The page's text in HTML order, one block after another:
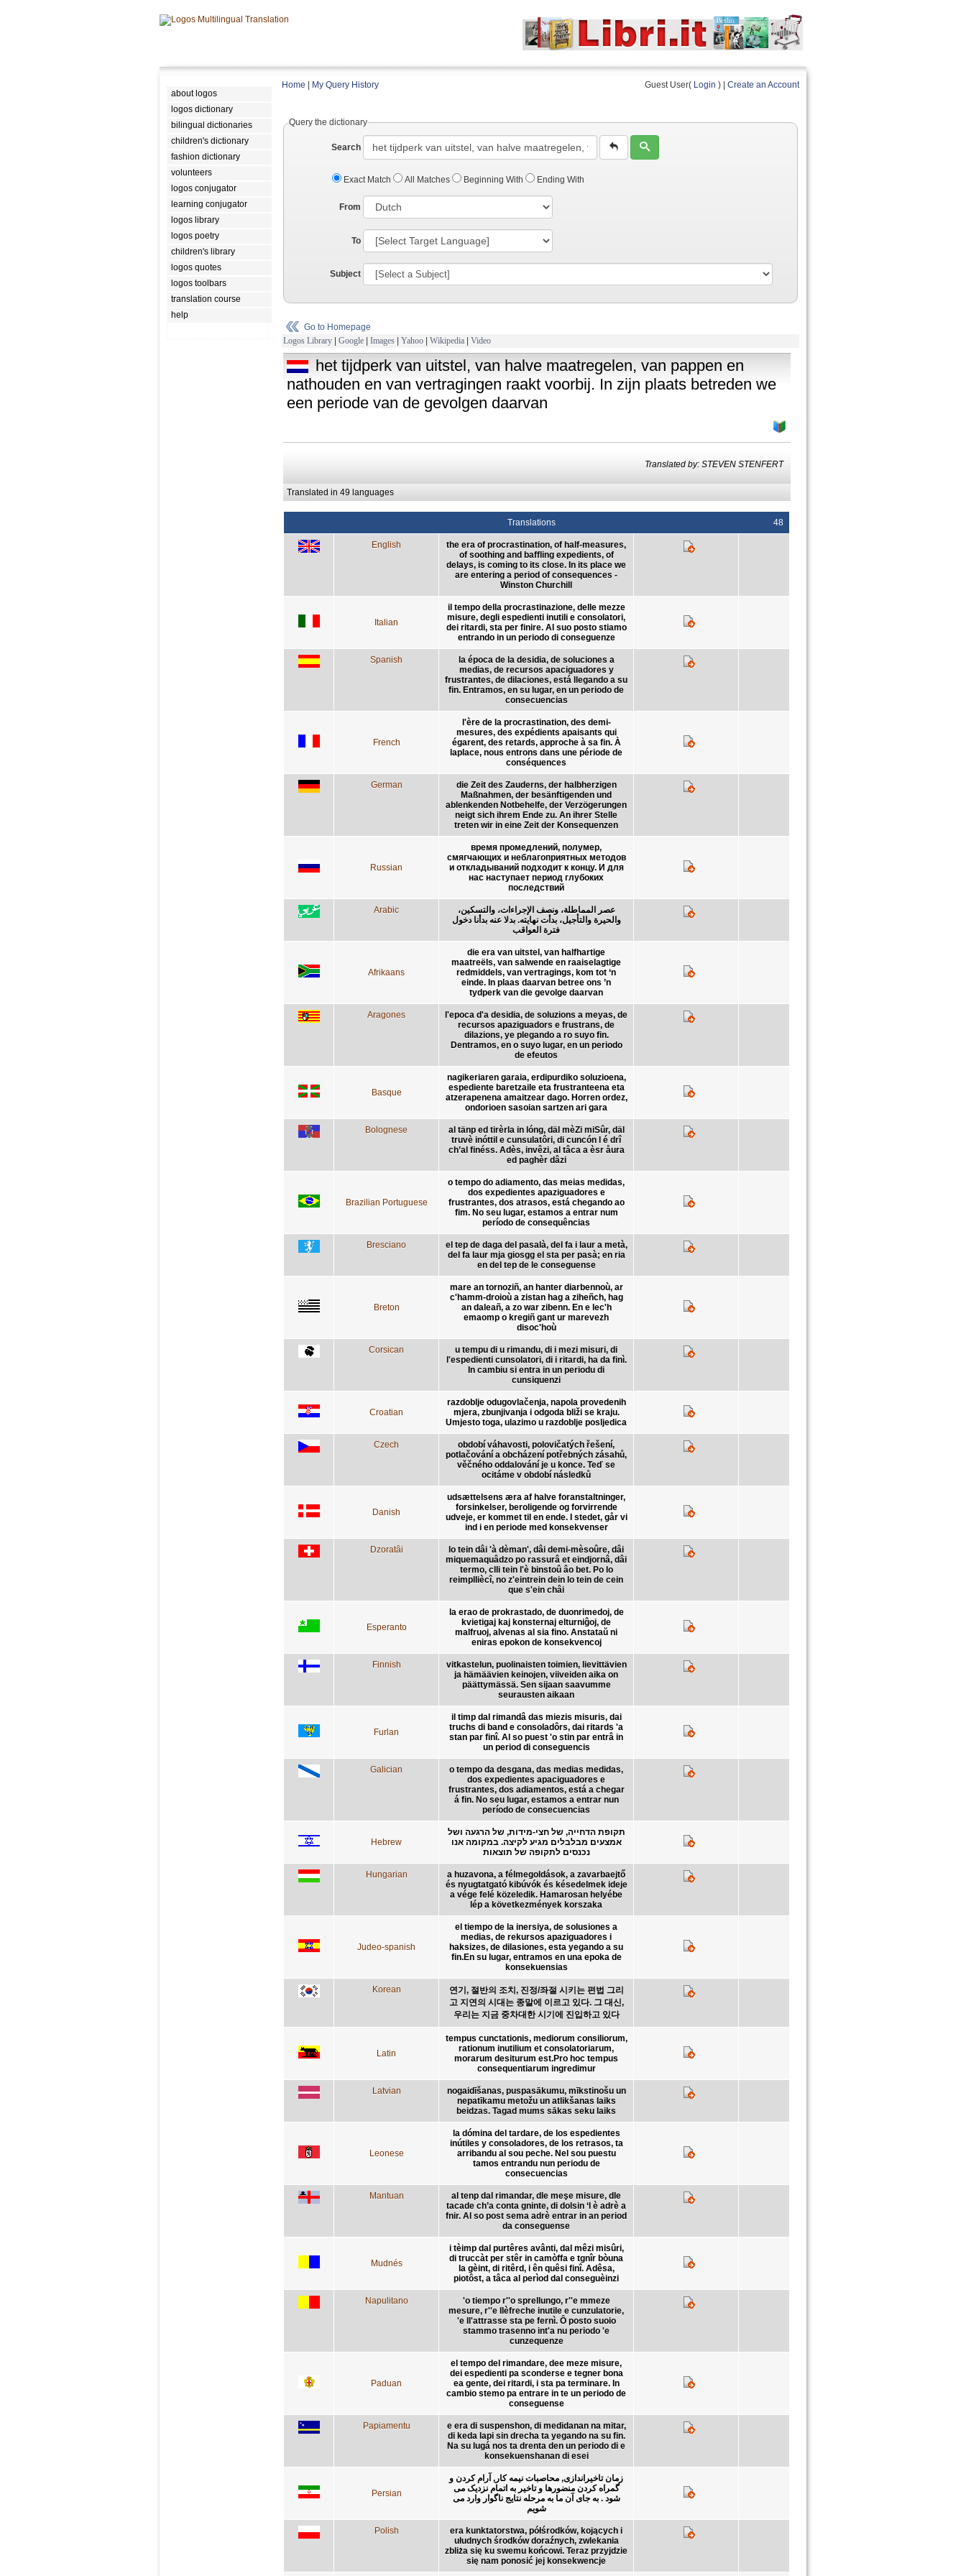
about logos
logos dictionary
bilingual dictionaries
children's dictionary
fashion dictionary
volunteers
logos conjugator
learning conjugator
logos library
logos poetry
children's library
logos quotes
logos toolbars
translation course
help
Home My Query History Guest User( Login ) | Create an Account
Query the dictionary
Search
Exact Match All Matches Beginning With Ending With
From
To
Subject
Go to Homepage
Logos Library | Google | Images | Yahoo | Wikipedia | Video
het tijdperk van uitstel, van halve maatregelen, van pappen en
nathouden en van vertragingen raakt voorbij. In zijn plaats betreden we
een periode van de gevolgen daarvan
Translated by: STEVEN STENFERT
Translated in 49 languages
Translations 48
English
the era of procrastination, of half-measures,
of soothing and baffling expedients, of
delays, is coming to its close. In its place we
are entering a period of consequences -
Winston Churchill
Italian
il tempo della procrastinazione, delle mezze
misure, degli espedienti inutili e consolatori,
dei ritardi, sta per finire. Al suo posto stiamo
entrando in un periodo di conseguenze
Spanish
la época de la desidia, de soluciones a
medias, de recursos apaciguadores y
frustrantes, de dilaciones, está llegando a su
fin. Entramos, en su lugar, en un periodo de
consecuencias
French
l'ère de la procrastination, des demi-
mesures, des expédients apaisants qui
égarent, des retards, approche à sa fin. À
laplace, nous entrons dans une période de
conséquences
German
die Zeit des Zauderns, der halbherzigen
Maßnahmen, der besänftigenden und
ablenkenden Notbehelfe, der Verzögerungen
neigt sich ihrem Ende zu. An ihrer Stelle
treten wir in eine Zeit der Konsequenzen
Russian
время промедлений, полумер,
смягчающих и неблагоприятных методов
и откладываний подходит к концу. И для
нас наступает период глубоких
последствий
Arabic
عصر المماطلة، ونصف الإجراءات، والتسكين،
والحيرة والتأجيل، بدأت نهايته. بدلا عنه بدأنا دخول
فترة العواقب
Afrikaans
die era van uitstel, van halfhartige
maatreëls, van salwende en raaiselagtige
redmiddels, van vertragings, kom tot ‘n
einde. In plaas daarvan betree ons ’n
tydperk van die gevolge daarvan
Aragones
l'epoca d'a desidia, de soluzions a meyas, de
recursos apaziguadors e frustrans, de
dilazions, ye plegando a ro suyo fin.
Dentramos, en o suyo lugar, en un periodo
de efeutos
Basque
nagikeriaren garaia, erdipurdiko soluzioena,
espediente baretzaile eta frustranteena eta
atzerapenena amaitzear dago. Horren ordez,
ondorioen sasoian sartzen ari gara
Bolognese
al tänp ed tirèrla in lóng, däl mèZi miSûr, däl
truvè inóttil e cunsulatôri, di cuncón l é drî
ch’al finéss. Adès, invêzi, al tâca a èsr åura
ed paghèr dâzi
Brazilian Portuguese
o tempo do adiamento, das meias medidas,
dos expedientes apaziguadores e
frustrantes, dos atrasos, está chegando ao
fim. No seu lugar, estamos a entrar num
período de consequências
Bresciano
el tep de daga del pasalà, del fa i laur a metà,
del fa laur mja giosgg el sta per pasà; en ria
en del tep de le conseguense
Breton
mare an tornoziñ, an hanter diarbennoù, ar
c'hamm-droioù a zistan hag a ziheñch, hag
an daleañ, a zo war zibenn. En e lec'h
emaomp o kregiñ gant ur marevezh
disoc'hoù
Corsican
u tempu di u rimandu, di i mezi misuri, di
l'espedienti cunsolatori, di i ritardi, ha da finì.
In cambiu si entra in un periodu di
cunsiquenzi
Croatian
razdoblje odugovlačenja, napola provedenih
mjera, zbunjivanja i odgoda bliži se kraju.
Umjesto toga, ulazimo u razdoblje posljedica
Czech
období váhavosti, polovičatých řešení,
potlačování a obcházení potřebných zásahů,
věčného oddalování je u konce. Teď se
ocitáme v období následků
Danish
udsættelsens æra af halve foranstaltninger,
forsinkelser, beroligende og forvirrende
udveje, er kommet til en ende. I stedet, går vi
ind i en periode med konsekvenser
Dzoratâi
lo tein dâi 'à dèman', dâi demi-mèsoûre, dâi
miquemaquâdzo po rassurâ et eindjornâ, dâi
termo, clli tein l'è binstoû âo bet. Po lo
reimplliècî, no z'eintrein dein lo tein de cein
que s'ein châi
Esperanto
la erao de prokrastado, de duonrimedoj, de
kvietigaj kaj konsternaj elturniĝoj, de
malfruoj, alvenas al sia fino. Anstataŭ ni
eniras epokon de konsekvencoj
Finnish
vitkastelun, puolinaisten toimien, lievittävien
ja hämäävien keinojen, viiveiden aika on
päättymässä. Sen sijaan saavumme
seurausten aikaan
Furlan
il timp dal rimandâ das miezis misuris, dai
truchs di band e consoladôrs, dai ritards 'a
stan par finî. Al so puest 'o stin par entrâ in
un period di conseguencis
Galician
o tempo da desgana, das medias medidas,
dos expedientes apaciguadores e
frustrantes, dos adiamentos, está a chegar
á fin. No seu lugar, estamos a entrar nun
período de consecuencias
Hebrew
תקופת הדחייה, של חצי-מידות, של הרגעה ושל
אמצעים מבלבלים מגיע לקיצה. במקומה אנו
נכנסים לתקופה של תוצאות
Hungarian
a huzavona, a félmegoldások, a zavarbaejtő
és nyugtatgató kibúvók és késedelmek ideje
a vége felé közeledik. Hamarosan helyébe
lép a következmények korszaka
Judeo-spanish
el tiempo de la inersiya, de solusiones a
medias, de rekursos apaziguadores i
haksizes, de dilasiones, esta yegando a su
fin.En su lugar, entramos en una epoka de
konsekuensias
Korean
연기, 절반의 조치, 진정/좌절 시키는 편법 그리
고 지연의 시대는 종말에 이르고 있다. 그 대신,
우리는 지금 중차대한 시기에 진입하고 있다
Latin
tempus cunctationis, mediorum consiliorum,
rationum inutilium et consolatoriarum,
morarum desiturum est.Pro hoc tempus
consequentiarum ingredimur
Latvian
nogaidīšanas, puspasākumu, mīkstinošu un
nepatīkamu metožu un atlikšanas laiks
beidzas. Tagad mums sākas seku laiks
Leonese
la dómina del tardare, de los espedientes
inútiles y consoladores, de los retrasos, ta
arribandu al sou peche. Nel sou puestu
tamos entrandu nun periodu de
consecuencias
Mantuan
al tenp dal rimandar, dle meşe misure, dle
tacade ch’a conta gninte, di dolsin ‘l è adrè a
fnir. Al so post sema adrè entrar in an period
da conseguense
Mudnés
i tèimp dal purtêres avânti, dal mêzi misûri,
di truccàt per stêr in camòffa e tgnîr bòuna
la gèint, di ritêrd, i ên quêsi finî. Adêsa,
piotôst, a tâca al perìod dal conseguèinzi
Napulitano
'o tiempo r''o sprellungo, r''e mmeze
mesure, r''e llèfreche inutile e cunzulatorie,
'e ll'attrasse sta pe fernì. Ô posto suoio
stammo trasenno int'a nu periodo 'e
cunzequenze
Paduan
el tempo del rimandare, dee meze misure,
dei espedienti pa sconderse e tegner bona
ea gente, dei ritardi, i sta pa terminare. In
cambio stemo pa entrare in te un periodo de
conseguense
Papiamentu
e era di suspenshon, di medidanan na mitar,
di keda lapi sin drecha ta yegando na su fin.
Na su lugá nos ta drenta den un periodo di e
konsekuenshanan di esei
Persian
زمان تاخیراندازی, محاصبات نیمه کار, آرام کردن و
گمراه کردن منضورها و تاخیر به اتمام نزدیک می
شود . به جای آن ما به مرحله نتایج ناگوار وارد می
شویم
Polish
era kunktatorstwa, półśrodków, kojących i
ułudnych środków doraźnych, zwlekania
zbliża się ku swemu końcowi. Teraz przyjdzie
się nam ponosić jej konsekwencje